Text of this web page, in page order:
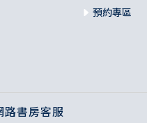
預約專區
路書房客服